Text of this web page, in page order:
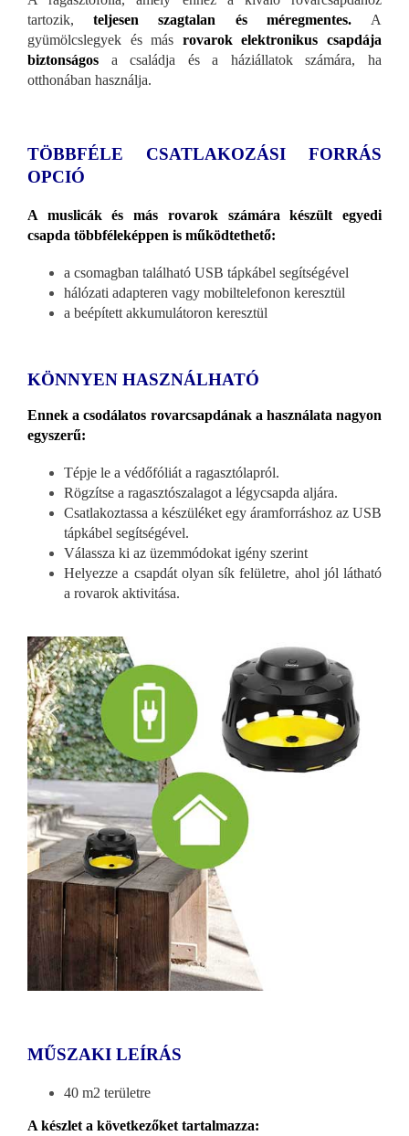
tartozik,teljesen szagtalan és méregmentes. A
gyümölcslegyek és más rovarok elektronikus csapdája
biztonságos a családja és a háziállatok számára, ha
otthonában használja.
TÖBBFÉLE CSATLAKOZÁSI FORRÁS
OPCIÓ
A muslicák és más rovarok számára készült egyedi
csapda többféleképpen is működtethető:
a csomagban található USB tápkábel segítségével
hálózati adapteren vagy mobiltelefonon keresztül
a beépített akkumulátoron keresztül
KÖNNYEN HASZNÁLHATÓ
Ennek a csodálatos rovarcsapdának a használata nagyon
egyszerű:
Tépje le a védőfóliát a ragasztólapról.
Rögzítse a ragasztószalagot a légycsapda aljára.
Csatlakoztassa a készüléket egy áramforráshoz az USB
tápkábel segítségével.
Válassza ki az üzemmódokat igény szerint
Helyezze a csapdát olyan sík felületre, ahol jól látható
a rovarok aktivitása.
MŰSZAKI LEÍRÁS
40 m2 területre
A készlet a következőket tartalmazza: